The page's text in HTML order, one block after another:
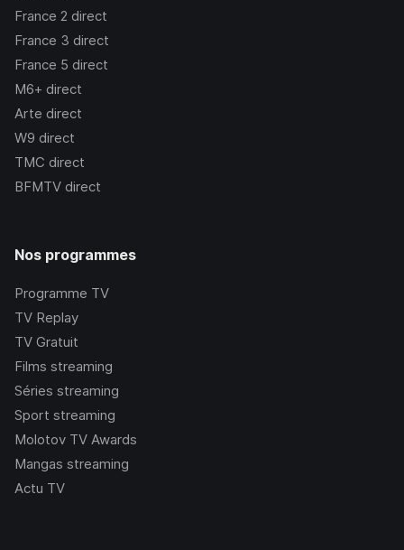
France 2 direct
France 3 direct
France 5 direct
M6+ direct
Arte direct
W9 direct
TMC direct
BFMTV direct
Nos programmes
Programme TV
TV Replay
TV Gratuit
Films streaming
Séries streaming
Sport streaming
Molotov TV Awards
Mangas streaming
Actu TV